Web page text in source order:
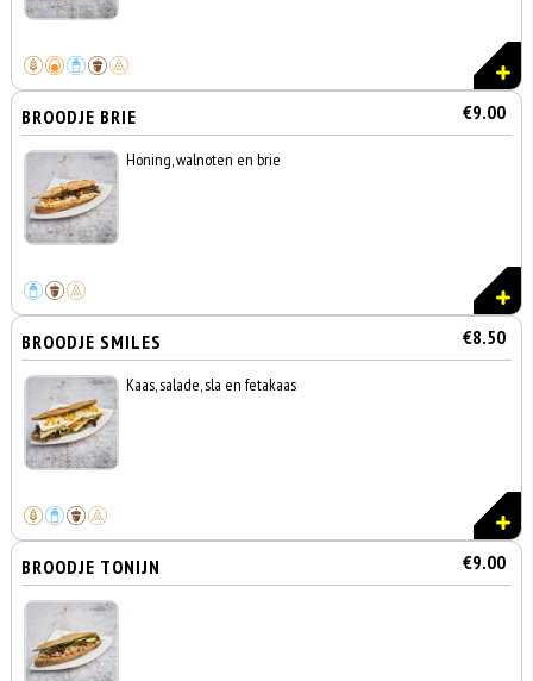
BROODJE BRIE €9.00
Honing, walnoten en brie
BROODJE SMILES €8.50
Kaas, salade, sla en fetakaas
BROODJE TONIJN €9.00